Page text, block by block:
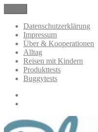
Inhalt
springen
BloggerMumOf3Boys
Mamablog über das Leben
Alltagsthemen
Datenschutzerklärung
Impressum
Über & Kooperationen
Alltag
Reisen mit Kindern
Produkttests
Buggytests